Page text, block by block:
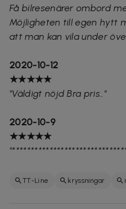
Få bilresenärer ombord
Möjligheten till egen hytt
att man kan vila under
2020-10-12
★★★★★
"Väldigt nöjd Bra pris.."
2020-10-9
★★★★★
TT-Line kryssningar